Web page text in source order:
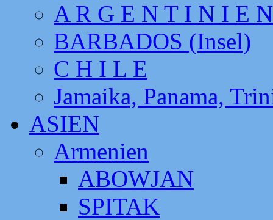
A R G E N T I N I E N
BARBADOS (Insel)
C H I L E
Jamaika, Panama,
ASIEN
Armenien
ABOWJAN
SPITAK